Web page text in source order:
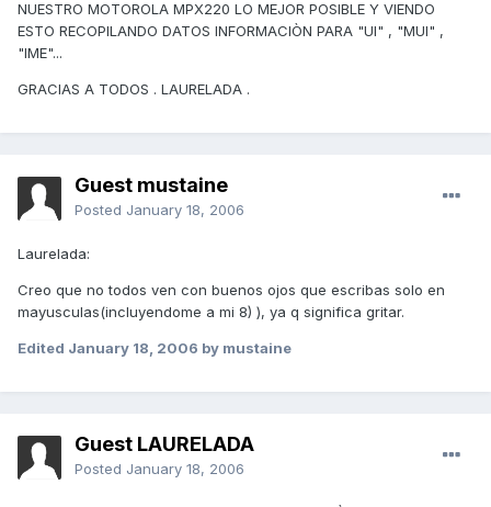
NUESTRO MOTOROLA MPX220 LO MEJOR POSIBLE Y VIENDO
ESTO RECOPILANDO DATOS INFORMACIÒN PARA "UI" , "MUI" ,
"IME"...
GRACIAS A TODOS . LAURELADA .
Guest mustaine
Posted January 18, 2006
Laurelada:
Creo que no todos ven con buenos ojos que escribas solo en
mayusculas(incluyendome a mi 8) ), ya q significa gritar.
Edited January 18, 2006 by mustaine
Guest LAURELADA
Posted January 18, 2006